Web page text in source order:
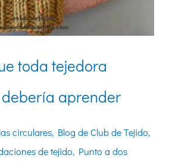
toda tejedora
aprender
circulares, Blog de Club de Tejido,
de tejido, Punto a dos